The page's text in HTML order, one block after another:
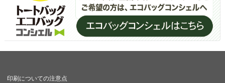
印刷についての注意点